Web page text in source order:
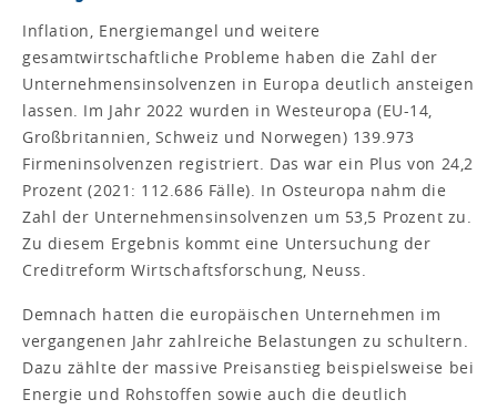
Inflation, Energiemangel und weitere
gesamtwirtschaftliche Probleme haben die Zahl der
Unternehmensinsolvenzen in Europa deutlich ansteigen
lassen. Im Jahr 2022 wurden in Westeuropa (EU-14,
Großbritannien, Schweiz und Norwegen) 139.973
Firmeninsolvenzen registriert. Das war ein Plus von 24,2
Prozent (2021: 112.686 Fälle). In Osteuropa nahm die
Zahl der Unternehmensinsolvenzen um 53,5 Prozent zu.
Zu diesem Ergebnis kommt eine Untersuchung der
Creditreform Wirtschaftsforschung, Neuss.
Demnach hatten die europäischen Unternehmen im
vergangenen Jahr zahlreiche Belastungen zu schultern.
Dazu zählte der massive Preisanstieg beispielsweise bei
Energie und Rohstoffen sowie auch die deutlich